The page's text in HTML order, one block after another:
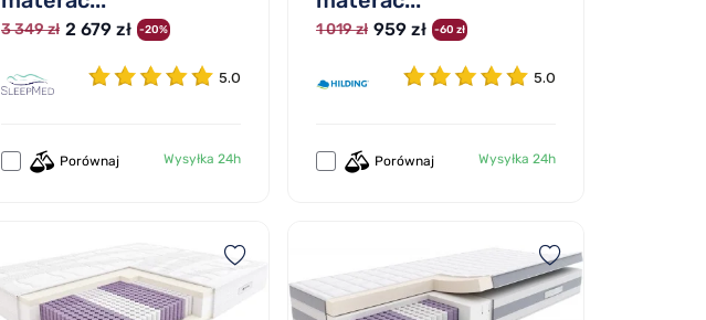
3 349 zł 2 679 zł -20%
5.0
Porównaj Wysyłka 24h
1 019 zł 959 zł -60 zł
5.0
Porównaj Wysyłka 24h